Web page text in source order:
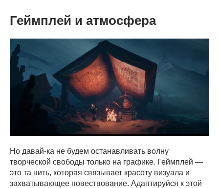
Геймплей и атмосфера
Но давай-ка не будем останавливать волну
творческой свободы только на графике. Геймплей —
это та нить, которая связывает красоту визуала и
захватывающее повествование. Адаптируйся к этой